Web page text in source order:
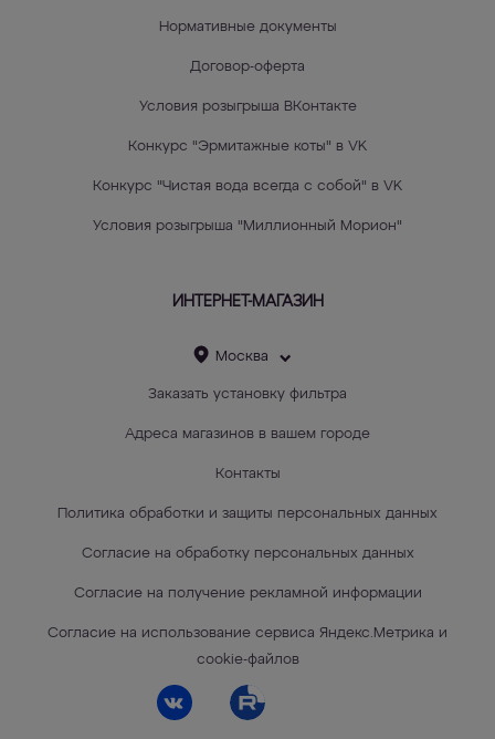
Нормативные документы
Договор-оферта
Условия розыгрыша ВКонтакте
Конкурс "Эрмитажные коты" в VK
Конкурс "Чистая вода всегда с собой" в VK
Условия розыгрыша "Миллионный Морион"
ИНТЕРНЕТ-МАГАЗИН
Москва
Заказать установку фильтра
Адреса магазинов в вашем городе
Контакты
Политика обработки и защиты персональных данных
Согласие на обработку персональных данных
Согласие на получение рекламной информации
Согласие на использование сервиса Яндекс.Метрика и
cookie-файлов